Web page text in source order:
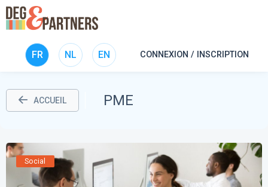
FR NL EN CONNEXION / INSCRIPTION
ACCUEIL PME
Social